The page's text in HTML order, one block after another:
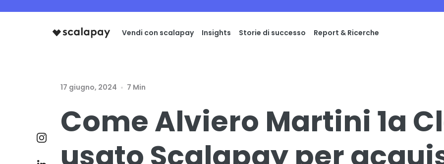
Vendi con scalapay Insights Storie di successo Report & Ricerche
17 giugno, 2024 7 Min
Come Alviero Martini 1a
usato Scalapay per